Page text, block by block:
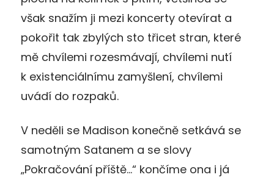
však snažím ji mezi koncerty otevírat a
pokořit tak zbylých sto třicet stran, které
mě chvílemi rozesmávají, chvílemi nutí
k existenciálnímu zamyšlení, chvílemi
uvádí do rozpaků.
V neděli se Madison konečně setkává se
samotným Satanem a se slovy
„Pokračování příště…“ končíme ona i já